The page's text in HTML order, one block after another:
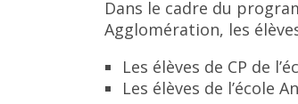
Dans le cadre du
Agglomération, les
Les élèves de CP de
Les élèves de l’école